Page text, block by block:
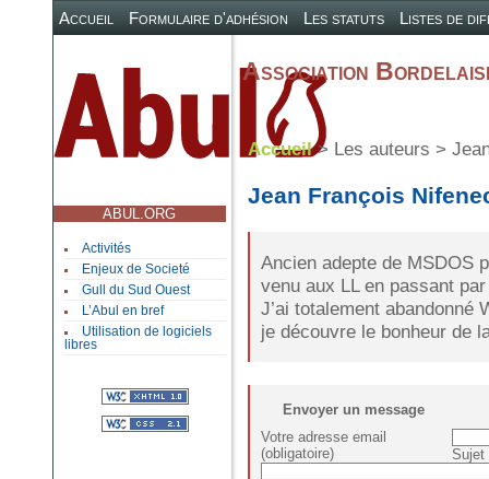
Accueil Formulaire d'adhésion Les statuts Listes de
ABUL.ORG
Activités
Enjeux de Societé
Gull du Sud Ouest
L’Abul en bref
Utilisation de logiciels
libres
Association
Accueil> Les auteurs >
Jean François
Ancien adepte de MSDOS
venu aux LL en passant
J’ai totalement abandonné
je découvre le bonheur de
Envoyer un message
Votre adresse email
(obligatoire)
Sujet